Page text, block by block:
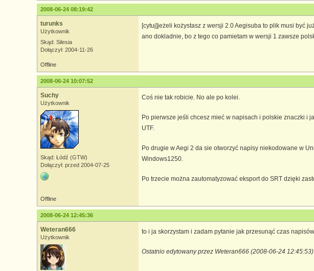
2008-06-24 08:19:42
turunks
Użytkownik
Skąd: Silesia
Dołączył: 2004-11-26
[cytuj]jeżeli kożystasz z wersji 2.0 Aegisuba to plik musi być
ano dokladnie, bo z tego co pamietam w wersji 1 zawsze
Offline
2008-06-24 10:07:52
Suchy
Użytkownik
Skąd: Łódź (GTW)
Dołączył: przed 2004-07-25
Coś nie tak robicie. No ale po kolei.
Po pierwsze jeśli chcesz mieć w napisach i polskie znaczki i
UTF.
Po drugie w Aegi 2 da sie otworzyć napisy niekodowane w
Windows1250.
Po trzecie można zautomatyzować eksport do SRT dzięki
Offline
2008-06-24 12:45:36
Weteran666
Użytkownik
to i ja skorzystam i zadam pytanie jak przesunąć czas napisów
Ostatnio edytowany przez Weteran666 (2008-06-24 12:45:53)